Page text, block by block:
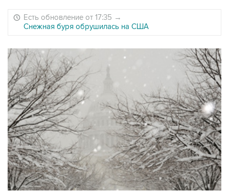
Есть обновление от 17:35 →
Снежная буря обрушилась на США